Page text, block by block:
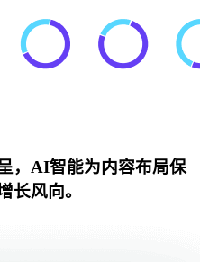
，AI智能为内容布局保
长风向。